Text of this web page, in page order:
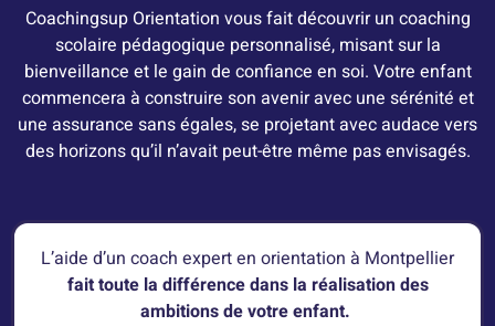
Coachingsup Orientation vous fait découvrir un coaching
scolaire pédagogique personnalisé, misant sur la
bienveillance et le gain de confiance en soi. Votre enfant
commencera à construire son avenir avec une sérénité et
une assurance sans égales, se projetant avec audace vers
des horizons qu’il n’avait peut-être même pas envisagés.
L’aide d’un coach expert en orientation à Montpellier
fait toute la différence dans la réalisation des
ambitions de votre enfant.